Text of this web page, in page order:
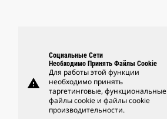
warning
Социальные Сети
Необходимо Принять Файлы Cookie
Для работы этой функции
необходимо принять
таргетинговые, функциональные
файлы cookie и файлы cookie
производительности.